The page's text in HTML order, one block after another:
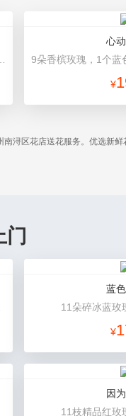
心
¥
浔区花店送花服务。优选新
蓝
11朵碎冰蓝玫
¥
因
11枝精品红玫